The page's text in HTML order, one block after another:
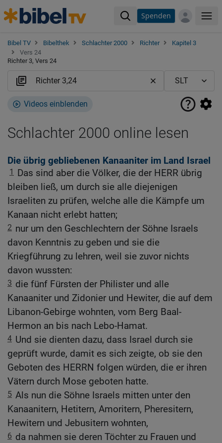
Spenden
Bibel TV Bibelthek Schlachter 2000 Richter
Kapitel 3
Vers 24
Richter 3, Vers 24
Videos einblenden
Schlachter 2000 online lesen
Die übrig gebliebenen Kanaaniter im Land Israel
1
Das sind aber die Völker, die der HERR übrig
bleiben ließ, um durch sie alle diejenigen
Israeliten zu prüfen, welche alle die Kämpfe um
Kanaan nicht erlebt hatten;
2 nur um den Geschlechtern der Söhne Israels
davon Kenntnis zu geben und sie die
Kriegführung zu lehren, weil sie zuvor nichts
davon wussten:
3 die fünf Fürsten der Philister und alle
Kanaaniter und Zidonier und Hewiter, die auf dem
Libanon-Gebirge wohnten, vom Berg Baal-
Hermon an bis nach Lebo-Hamat.
4 Und sie dienten dazu, dass Israel durch sie
geprüft wurde, damit es sich zeigte, ob sie den
Geboten des HERRN folgen würden, die er ihren
Vätern durch Mose geboten hatte.
5 Als nun die Söhne Israels mitten unter den
Kanaanitern, Hetitern, Amoritern, Pheresitern,
Hewitern und Jebusitern wohnten,
6 da nahmen sie deren Töchter zu Frauen und